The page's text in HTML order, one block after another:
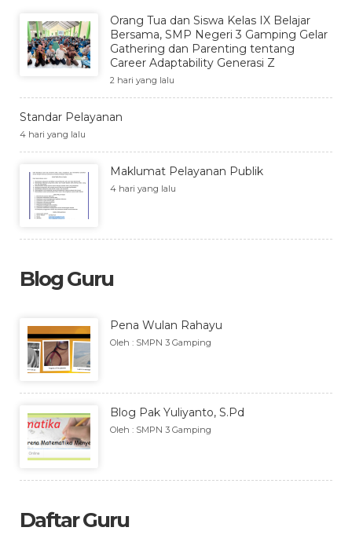
Orang Tua dan Siswa Kelas IX Belajar
Bersama, SMP Negeri 3 Gamping Gelar
Gathering dan Parenting tentang
Career Adaptability Generasi Z
2 hari yang lalu
Standar Pelayanan
4 hari yang lalu
Maklumat Pelayanan Publik
4 hari yang lalu
Blog Guru
Pena Wulan Rahayu
Oleh : SMPN 3 Gamping
Blog Pak Yuliyanto, S.Pd
Oleh : SMPN 3 Gamping
Daftar Guru